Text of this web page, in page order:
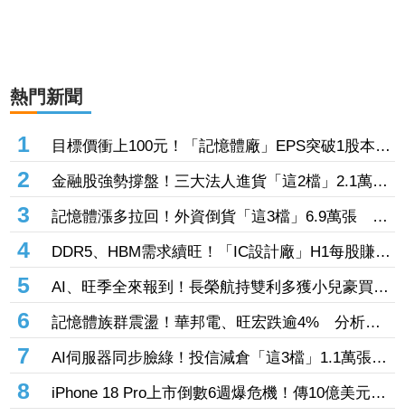
熱門新聞
1
目標價衝上100元！「記憶體廠」EPS突破1股本
DRAM大漲45%＋合作美光獲利迎轉機
2
金融股強勢撐盤！三大法人進貨「這2檔」2.1萬
張 投8.54億元連12日進場三商壽
3
記憶體漲多拉回！外資倒貨「這3檔」6.9萬張 連
賣華邦電2天捲102億元
4
DDR5、HBM需求續旺！「IC設計廠」H1每股賺
9.13元 董座：搶晶圓產能比毛利率更重要
5
AI、旺季全來報到！長榮航持雙利多獲小兒豪買逾
53萬張成寵兒 「這檔」前7月營收狂超去年全年
也獲青睞
6
記憶體族群震盪！華邦電、旺宏跌逾4% 分析師
點名「這2檔」多頭：布局看技術面
7
AI伺服器同步臉綠！投信減倉「這3檔」1.1萬張
投信連砍緯創2刀帶走18.96億元
8
iPhone 18 Pro上市倒數6週爆危機！傳10億美元晶